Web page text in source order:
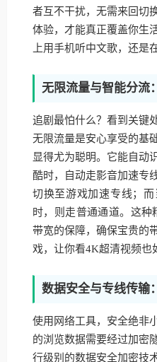
者互不干扰，无需来回切
体验，才能真正覆盖你生
上用手机听中文歌，还是
无限流量与智能分流
追剧最怕什么？看到关键
无限流量是安心享受的基
显得尤为聪明。它能自动
酷时，自动走影音加速专
切换至游戏加速专线；
时，则走普通通道。这种
带宽的保障，确保宝贵的
戏，让你看4K超清视频也
数据安全与专线传输
使用网络工具，安全绝非
的浏览数据需要经过加密
行级别的数据安全加密技